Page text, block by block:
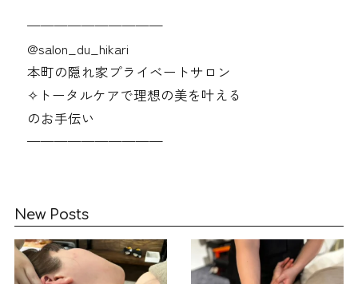
——————————
@‌salon_du_hikari
本町の隠れ家プライベートサロン
✧︎トータルケアで理想の美を叶える
のお手伝い
——————————
New Posts